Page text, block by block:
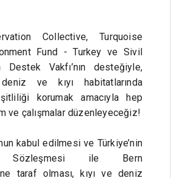
Collective, Turquoise
Fund - Turkey ve Sivil
Vakfı’nın desteğiyle,
deniz ve kıyı habitatlarında
korumak amacıyla hep
ve çalışmalar düzenleyeceğiz!
kabul edilmesi ve Türkiye’nin
Sözleşmesi ile Bern
taraf olması, kıyı ve deniz